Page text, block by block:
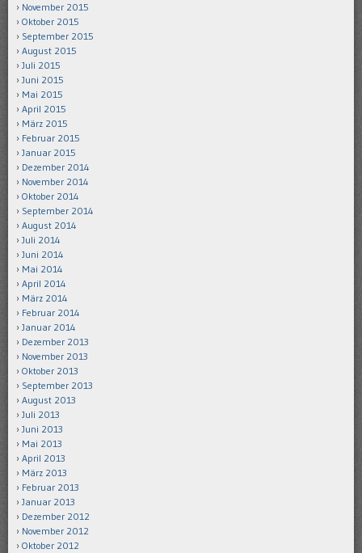
November 2015
Oktober 2015
September 2015
August 2015
Juli 2015
Juni 2015
Mai 2015
April 2015
März 2015
Februar 2015
Januar 2015
Dezember 2014
November 2014
Oktober 2014
September 2014
August 2014
Juli 2014
Juni 2014
Mai 2014
April 2014
März 2014
Februar 2014
Januar 2014
Dezember 2013
November 2013
Oktober 2013
September 2013
August 2013
Juli 2013
Juni 2013
Mai 2013
April 2013
März 2013
Februar 2013
Januar 2013
Dezember 2012
November 2012
Oktober 2012